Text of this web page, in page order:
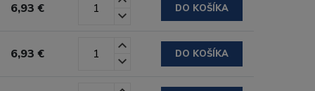
6,93 € DO KOŠÍKA
6,93 € DO KOŠÍKA